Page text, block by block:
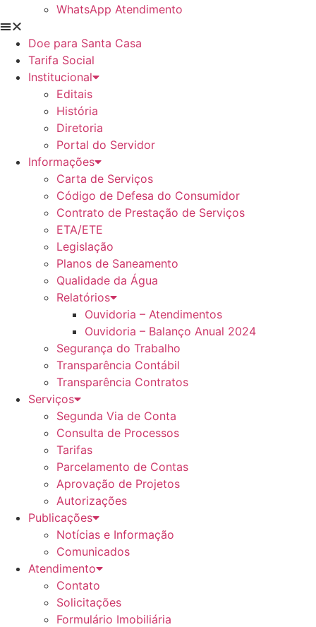
WhatsApp Atendimento
Doe para Santa Casa
Tarifa Social
Institucional
Editais
História
Diretoria
Portal do Servidor
Informações
Carta de Serviços
Código de Defesa do Consumidor
Contrato de Prestação de Serviços
ETA/ETE
Legislação
Planos de Saneamento
Qualidade da Água
Relatórios
Ouvidoria – Atendimentos
Ouvidoria – Balanço Anual 2024
Segurança do Trabalho
Transparência Contábil
Transparência Contratos
Serviços
Segunda Via de Conta
Consulta de Processos
Tarifas
Parcelamento de Contas
Aprovação de Projetos
Autorizações
Publicações
Notícias e Informação
Comunicados
Atendimento
Contato
Solicitações
Formulário Imobiliária